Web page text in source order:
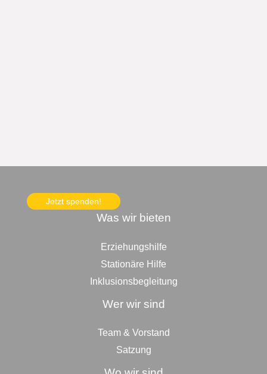
Jetzt spenden!
Was wir bieten
Erziehungshilfe
Stationäre Hilfe
Inklusionsbegleitung
Wer wir sind
Team & Vorstand
Satzung